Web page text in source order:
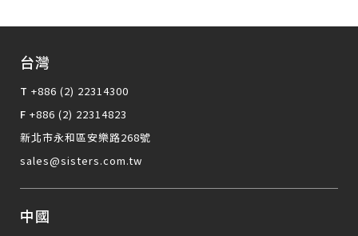
台灣
T +886 (2) 22314300
F +886 (2) 22314823
新北市永和區安樂路268號
sales@sisters.com.tw
中國